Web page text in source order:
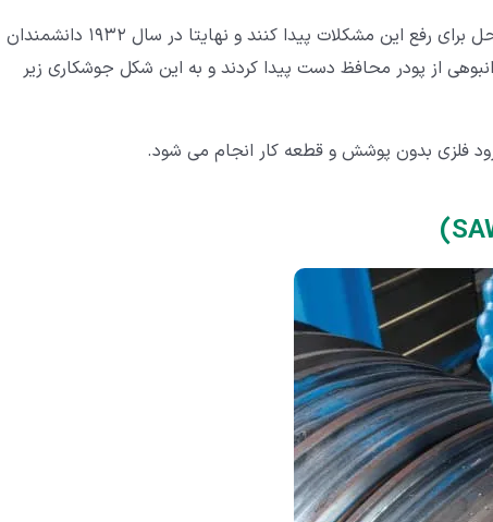
در آن سال ها دانشمندان بسیاری تلاش کردند تا یک راه حل برای رفع این مشکلات پیدا کنند و نهایتا در سال 1932 دانشمندان
از پودر محافظ دست پیدا کردند و به این شکل جوشکاری زیر
فلزی بدون پوشش و قطعه کار انجام می شود.